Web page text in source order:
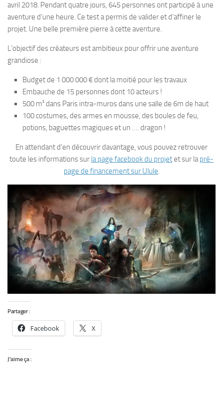
avril 2018. Pendant quatre jours, 645 personnes ont participé à une
aventure d’une heure. Ce test a permis de valider et d’affiner le
projet. Une belle première pierre à cette aventure.
L’objectif des créateurs est ambitieux pour offrir une aventure
grandiose :
Budget de 1 000 000 € dont la moitié pour les travaux
Embauche de 15 personnes dont 10 acteurs !
500 m² dans Paris intra-muros dans une salle de 6m de haut
100 costumes, des armes en mousse, des boules de feu,
potions, baguettes magiques et un …. dragon !
En attendant d’en découvrir davantage, vous pouvez retrouver
toute les informations sur la page facebook du projetet sur lapré-
page de financement sur Ulule.
Partager :
Facebook X
J’aime ça :